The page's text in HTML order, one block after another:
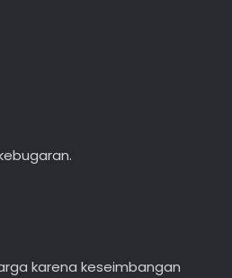
karena keseimbangan